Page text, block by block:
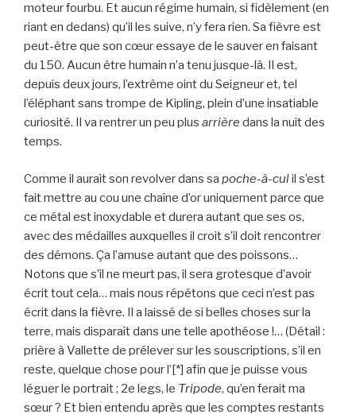
moteur fourbu. Et aucun régime humain, si fidèlement (en
riant en dedans) qu’il les suive, n’y fera rien. Sa fièvre est
peut-être que son cœur essaye de le sauver en faisant
du 150. Aucun être humain n’a tenu jusque-là. Il est,
depuis deux jours, l’extrême oint du Seigneur et, tel
l’éléphant sans trompe de Kipling, plein d’une insatiable
curiosité. Il va rentrer un peu plus arrière dans la nuit des
temps.
Comme il aurait son revolver dans sa poche-à-culil s’est
fait mettre au cou une chaîne d’or uniquement parce que
ce métal est inoxydable et durera autant que ses os,
avec des médailles auxquelles il croit s’il doit rencontrer
des démons. Ça l’amuse autant que des poissons…
Notons que s’il ne meurt pas, il sera grotesque d’avoir
écrit tout cela… mais nous répétons que ceci n’est pas
écrit dans la fièvre. Il a laissé de si belles choses sur la
terre, mais disparaît dans une telle apothéose !… (Détail :
prière à Vallette de prélever sur les souscriptions, s’il en
reste, quelque chose pour l’[*] afin que je puisse vous
léguer le portrait ; 2e legs, le Tripode, qu’en ferait ma
sœur ? Et bien entendu après que les comptes restants